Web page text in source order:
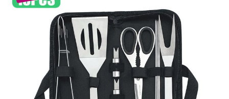
Destinatari
Bijuterii Femei
Bijuterii Copii
Bijuterii Mirese
Cele mai noi